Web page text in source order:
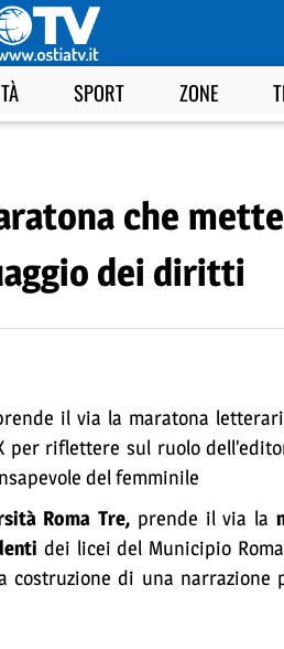
SPORT ZONE
che
dei diritti
il via la maratona
riflettere sul ruolo
del femminile
Roma Tre, prende il via la
dei licei del Municipio
costruzione di una narrazione